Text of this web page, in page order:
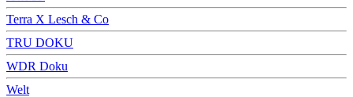
Terra X Lesch & Co
TRU DOKU
WDR Doku
Welt